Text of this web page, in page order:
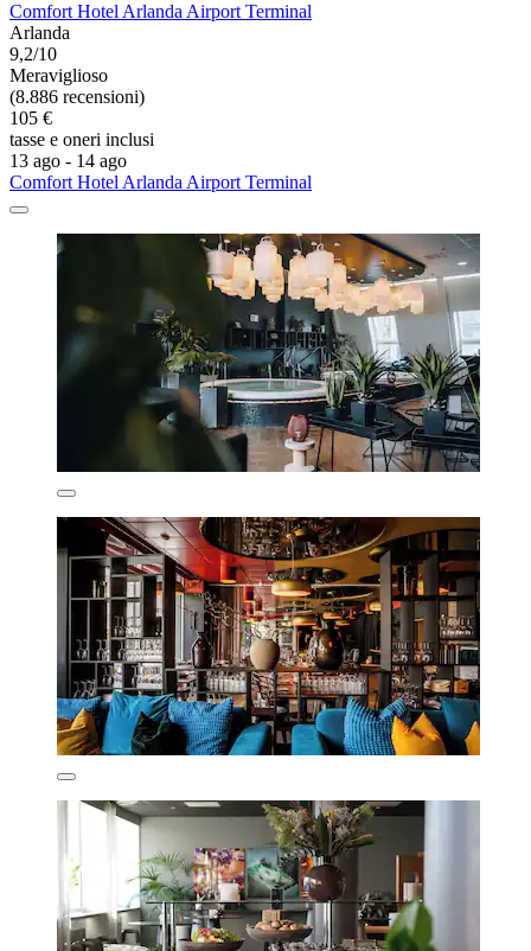
Comfort Hotel Arlanda Airport Terminal
Arlanda
9,2/10
Meraviglioso
(8.886 recensioni)
105 €
tasse e oneri inclusi
13 ago - 14 ago
Comfort Hotel Arlanda Airport Terminal